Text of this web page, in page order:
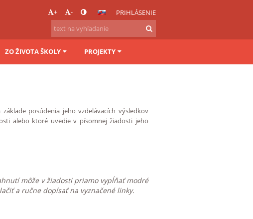
+ - PRIHLÁSENIE
ZO ŽIVOTA ŠKOLY PROJEKTY
posúdenia jeho vzdelávacích výsledkov
alebo ktoré uvedie v písomnej žiadosti jeho
môže v žiadosti priamo vypĺňať modré
a ručne dopísať na vyznačené linky.